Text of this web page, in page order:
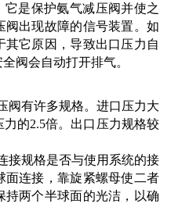
是保护氨气减压阀并使之
出现故障的信号装置。如
它原因，导致出口压力自
阀会自动打开排气。
阀有许多规格。进口压力大
的2.5倍。出口压力规格较
接规格是否与使用系统的接
面连接，靠旋紧螺母使二者
持两个半球面的光洁，以确